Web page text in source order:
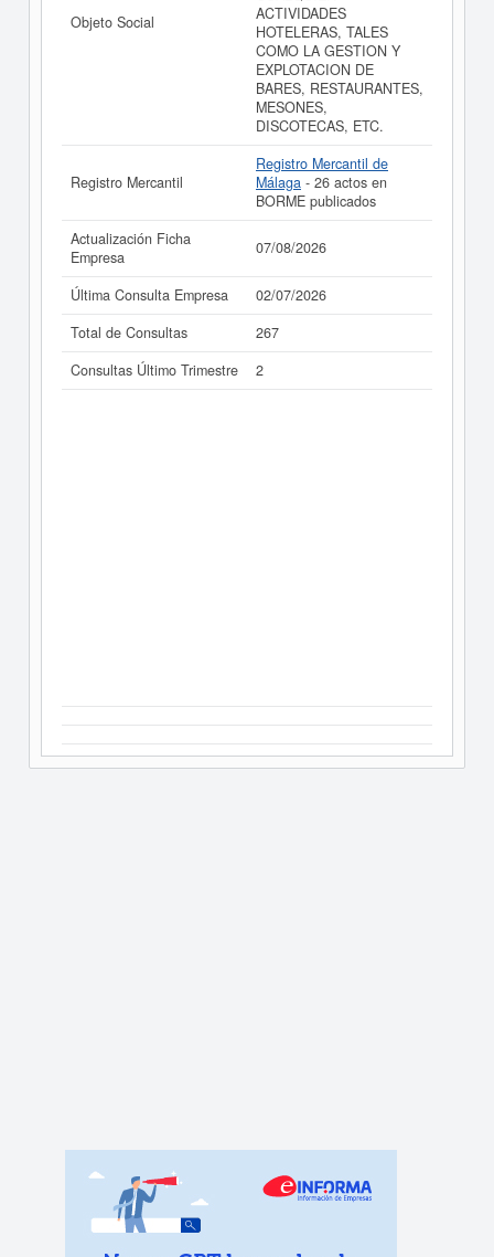
La última actualización del informe de empresa se ha
realizado el 07/08/2026.
Objeto Social
ACTIVIDADES
HOTELERAS, TALES
COMO LA GESTION Y
EXPLOTACION DE
BARES, RESTAURANTES,
MESONES,
DISCOTECAS, ETC.
Registro Mercantil
Registro Mercantil de
Málaga - 26 actos en
BORME publicados
Actualización Ficha
Empresa
07/08/2026
Última Consulta Empresa
02/07/2026
Total de Consultas
267
Consultas Último Trimestre
2